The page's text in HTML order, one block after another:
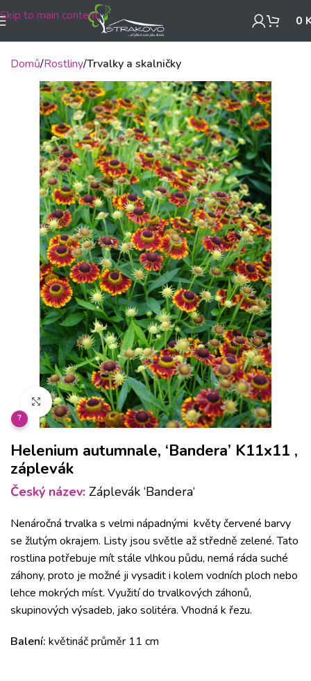
Skip to main content 0
Domů Rostliny Trvalky a skalničky
Klikněte pro zvětšení
?
Helenium autumnale, ‘Bandera’ K11x11 ,
záplevák
Český název: Záplevák ‘Bandera‘
Nenáročná trvalka s velmi nápadnými květy červené barvy
se žlutým okrajem. Listy jsou světle až středně zelené. Tato
rostlina potřebuje mít stále vlhkou půdu, nemá ráda suché
záhony, proto je možné ji vysadit i kolem vodních ploch nebo
lehce mokrých míst. Využití do trvalkových záhonů,
skupinových výsadeb, jako solitéra. Vhodná k řezu.
Balení: květináč průměr 11 cm